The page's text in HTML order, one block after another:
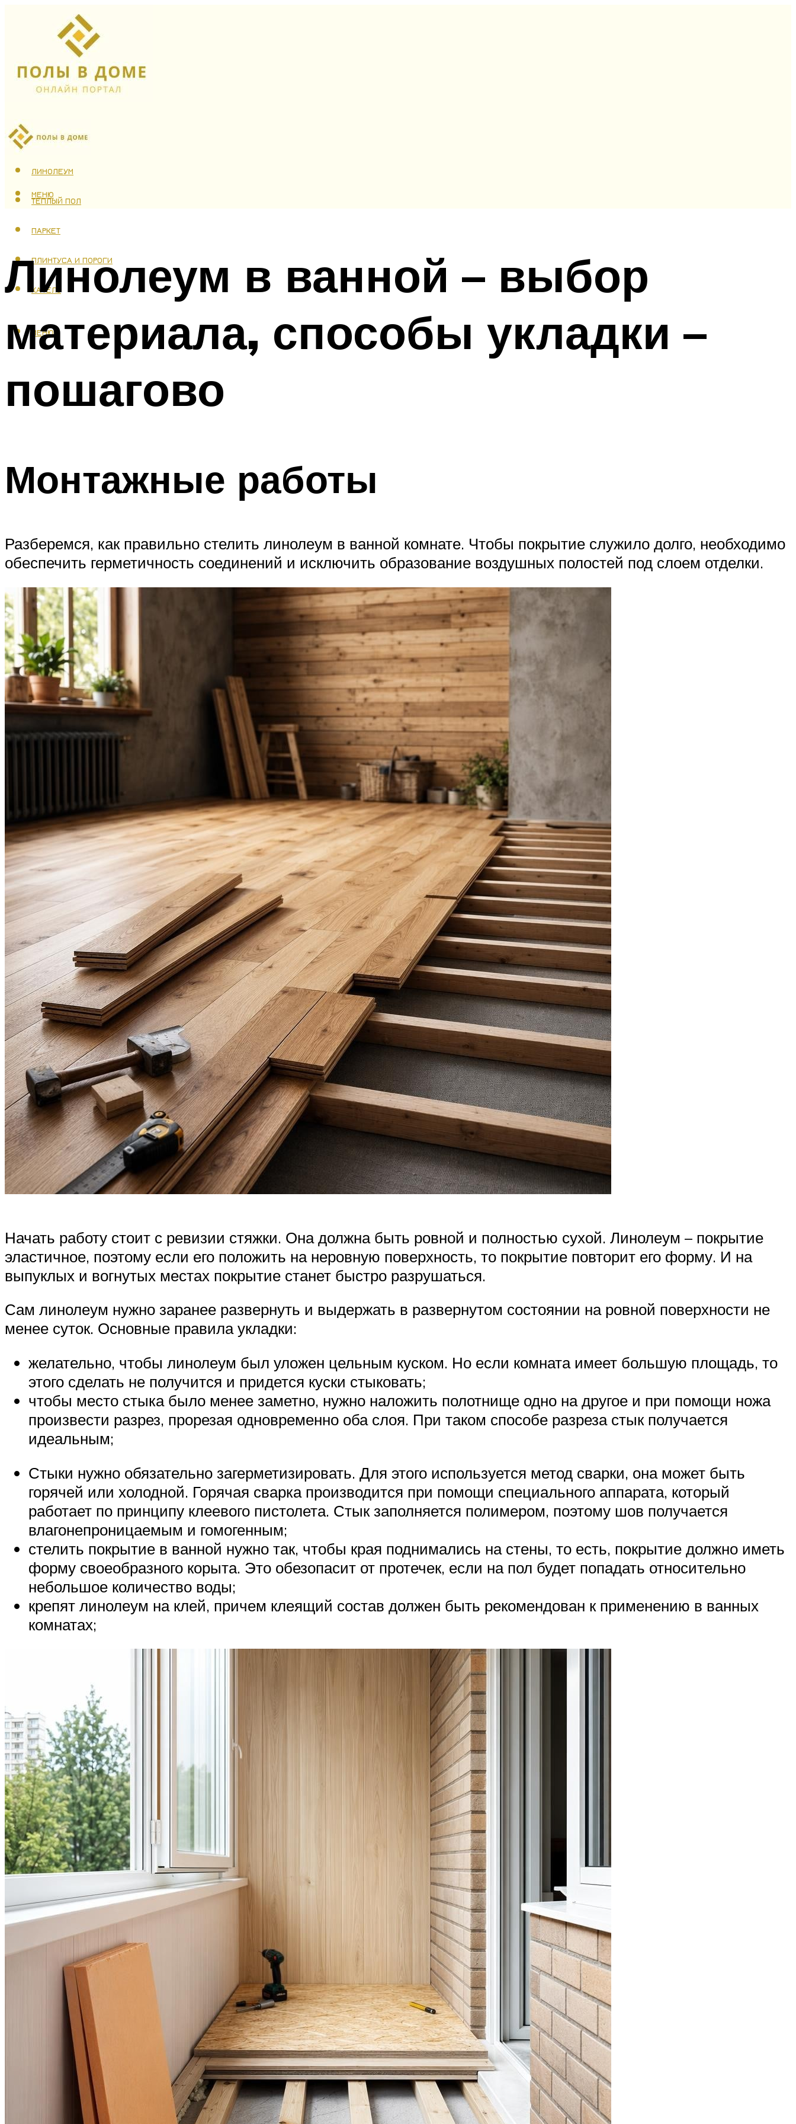
ЛАМИНАТ
ЛИНОЛЕУМ
ТЕПЛЫЙ ПОЛ
ПАРКЕТ
ПЛИНТУСА И ПОРОГИ
КАФЕЛЬ
МЕНЮ
МЕНЮ
Линолеум в ванной – выбор
материала, способы укладки –
пошагово
Монтажные работы
Разберемся, как правильно стелить линолеум в ванной комнате. Чтобы покрытие служило долго, необходимо
обеспечить герметичность соединений и исключить образование воздушных полостей под слоем отделки.
Начать работу стоит с ревизии стяжки. Она должна быть ровной и полностью сухой. Линолеум – покрытие
эластичное, поэтому если его положить на неровную поверхность, то покрытие повторит его форму. И на
выпуклых и вогнутых местах покрытие станет быстро разрушаться.
Сам линолеум нужно заранее развернуть и выдержать в развернутом состоянии на ровной поверхности не
менее суток. Основные правила укладки:
желательно, чтобы линолеум был уложен цельным куском. Но если комната имеет большую площадь, то
этого сделать не получится и придется куски стыковать;
чтобы место стыка было менее заметно, нужно наложить полотнище одно на другое и при помощи ножа
произвести разрез, прорезая одновременно оба слоя. При таком способе разреза стык получается
идеальным;
Стыки нужно обязательно загерметизировать. Для этого используется метод сварки, она может быть
горячей или холодной. Горячая сварка производится при помощи специального аппарата, который
работает по принципу клеевого пистолета. Стык заполняется полимером, поэтому шов получается
влагонепроницаемым и гомогенным;
стелить покрытие в ванной нужно так, чтобы края поднимались на стены, то есть, покрытие должно иметь
форму своеобразного корыта. Это обезопасит от протечек, если на пол будет попадать относительно
небольшое количество воды;
крепят линолеум на клей, причем клеящий состав должен быть рекомендован к применению в ванных
комнатах;